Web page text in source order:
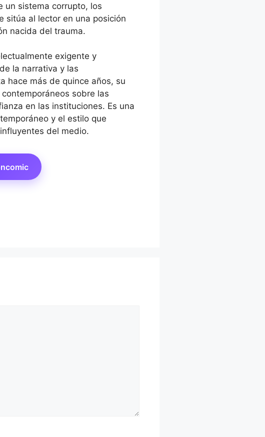
un sistema corrupto, los
sitúa al lector en una posición
nacida del trauma.
exigente y
la narrativa y las
hace más de quince años, su
sobre las
en las instituciones. Es una
y el estilo que
del medio.